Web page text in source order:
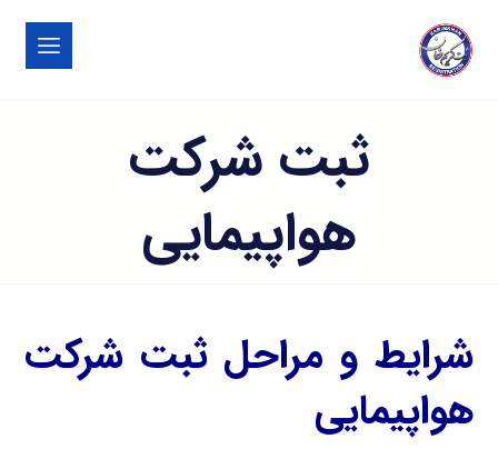
ثبت شرکت
هواپیمایی
شرایط و مراحل ثبت شرکت
هواپیمایی